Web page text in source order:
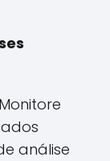
Monitore
análise